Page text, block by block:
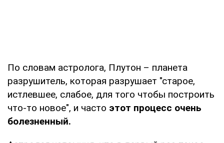
По словам астролога, Плутон – планета
разрушитель, которая разрушает "старое,
истлевшее, слабое, для того чтобы построить
что-то новое", и часто этот процесс очень
болезненный.